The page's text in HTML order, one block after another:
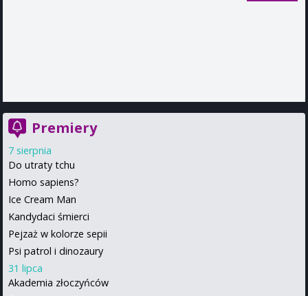
Premiery
7 sierpnia
Do utraty tchu
Homo sapiens?
Ice Cream Man
Kandydaci śmierci
Pejzaż w kolorze sepii
Psi patrol i dinozaury
31 lipca
Akademia złoczyńców